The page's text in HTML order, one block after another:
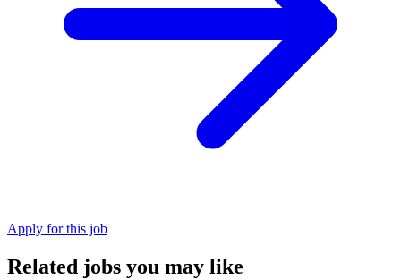
Apply for this job
Related jobs you may like